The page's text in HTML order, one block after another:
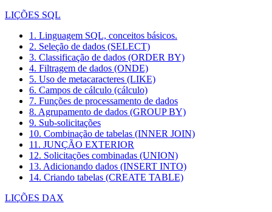
LIÇÕES SQL
1. Linguagem SQL, conceitos básicos.
2. Seleção de dados (SELECT)
3. Classificação de dados (ORDER BY)
4. Filtragem de dados (ONDE)
5. Uso de metacaracteres (LIKE)
6. Campos de cálculo (cálculo)
7. Funções de processamento de dados
8. Agrupamento de dados (GROUP BY)
9. Sub-solicitações
10. Combinação de tabelas (INNER JOIN)
11. JUNÇÃO EXTERIOR
12. Solicitações combinadas (UNION)
13. Adicionando dados (INSERT INTO)
14. Criando tabelas (CREATE TABLE)
LIÇÕES DAX